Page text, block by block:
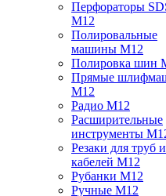
Перфораторы
M12
Полировальные
машины M12
Полировка шин
Прямые
M12
Радио M12
Расширительные
инструменты
Резаки для труб и
кабелей M12
Рубанки M12
Ручные M12